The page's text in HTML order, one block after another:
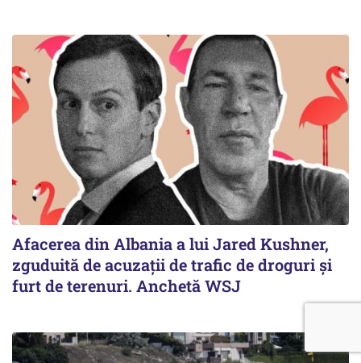
Afacerea din Albania a lui Jared Kushner,
zguduită de acuzații de trafic de droguri și
furt de terenuri. Anchetă WSJ